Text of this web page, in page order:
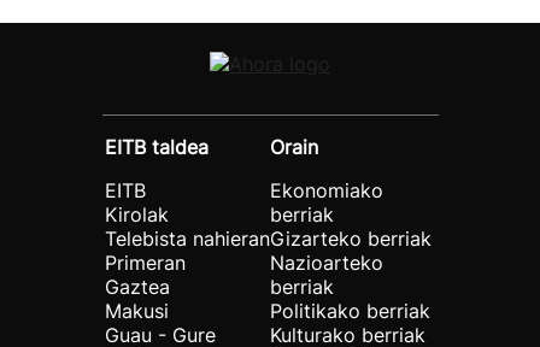
EITB taldea
EITB
Kirolak
Telebista nahieran
Primeran
Gaztea
Makusi
Guau - Gure
Orain
Ekonomiako
berriak
Gizarteko berriak
Nazioarteko
berriak
Politikako berriak
Kulturako berriak